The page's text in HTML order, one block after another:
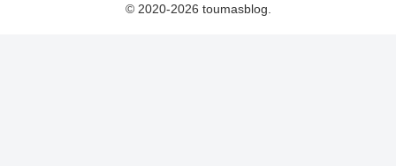
© 2020-2026 toumasblog.